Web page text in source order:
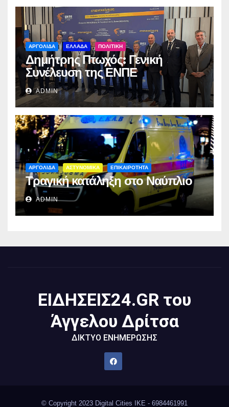
ΑΡΓΟΛΙΔΑ ΕΛΛΑΔΑ ΠΟΛΙΤΙΚΗ
Δημήτρης Πτωχός: Γενική
Συνέλευση της ΕΝΠΕ
ADMIN
ΑΡΓΟΛΙΔΑ ΑΣΤΥΝΟΜΙΚΑ ΕΠΙΚΑΙΡΟΤΗΤΑ
Τραγική κατάληξη στο Ναύπλιο
ADMIN
ΕΙΔΗΣΕΙΣ24.GR του
Άγγελου Δρίτσα
ΔΙΚΤΥΟ ΕΝΗΜΕΡΩΣΗΣ
© Copyright 2023 Digital Cities IKE - 6984461991